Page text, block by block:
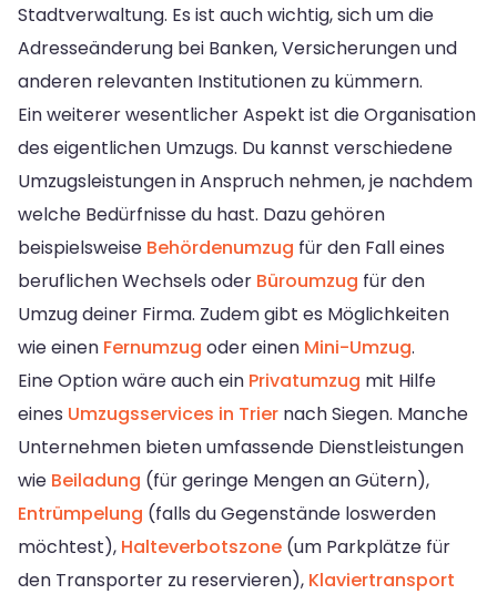
Stadtverwaltung. Es ist auch wichtig, sich um die
Adresseänderung bei Banken, Versicherungen und
anderen relevanten Institutionen zu kümmern.
Ein weiterer wesentlicher Aspekt ist die Organisation
des eigentlichen Umzugs. Du kannst verschiedene
Umzugsleistungen in Anspruch nehmen, je nachdem
welche Bedürfnisse du hast. Dazu gehören
beispielsweise Behördenumzug für den Fall eines
beruflichen Wechsels oder Büroumzug für den
Umzug deiner Firma. Zudem gibt es Möglichkeiten
wie einen Fernumzug oder einen Mini-Umzug.
Eine Option wäre auch ein Privatumzug mit Hilfe
eines Umzugsservices in Trier nach Siegen. Manche
Unternehmen bieten umfassende Dienstleistungen
wie Beiladung (für geringe Mengen an Gütern),
Entrümpelung (falls du Gegenstände loswerden
möchtest), Halteverbotszone (um Parkplätze für
den Transporter zu reservieren), Klaviertransport